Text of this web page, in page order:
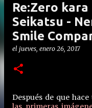
Re:Zero
Seikatsu -
Smile
el jueves, enero 26, 2017
Después de que